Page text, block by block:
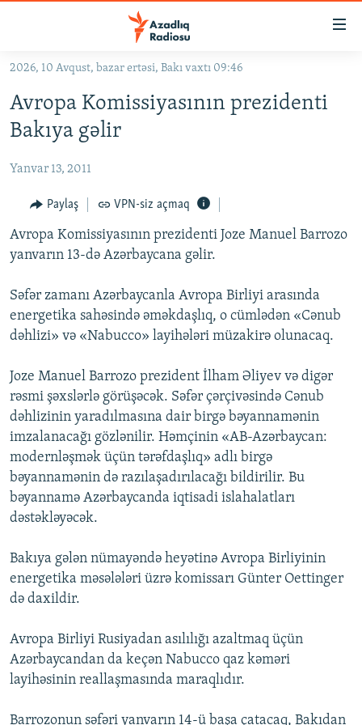
Əsas
qayıt
Əsas
naviqasiyaya
qayıt
#İZAHLA
KORRUPSIOMETR
#ƏSLINDƏ
FƏRQƏ BAX
QANUNI DOĞRU
ARAŞDIRMA
MULTIMEDIA
VIDEO
İNFOQRAFIKA
KARIKATURA
RADIO ARXIV
AZƏRBAYCAN ƏDƏBIYYATI KITABXANASI
İSLAM VƏ DEMOKRATIYA
İZ - MƏDƏNIYYƏT PROQRAMI
MISSIYAMIZ
PEŞƏ ETIKASI VƏ JURNALISTIKA STANDARTLARIMIZ
MATERIALLARIMIZDAN ISTIFADƏ
AZADLIQRADIOSU MOBIL TELEFONUNUZDA
BIZIMLƏ ƏLAQƏ
XƏBƏR BÜLLETENLƏRIMIZ
BIZI IZLƏ
RFE/RL-in bütün saytları
2026, 10 Avqust, bazar ertəsi, Bakı vaxtı 09:46
Avropa Komissiyasının prezidenti
Bakıya gəlir
Yanvar 13, 2011
Paylaş VPN-siz açmaq
Avropa Komissiyasının prezidenti Joze Manuel Barrozo
yanvarın 13-də Azərbaycana gəlir.
Səfər zamanı Azərbaycanla Avropa Birliyi arasında
energetika sahəsində əməkdaşlıq, o cümlədən «Cənub
dəhlizi» və «Nabucco» layihələri müzakirə olunacaq.
Joze Manuel Barrozo prezident İlham Əliyev və digər
rəsmi şəxslərlə görüşəcək. Səfər çərçivəsində Cənub
dəhlizinin yaradılmasına dair birgə bəyannamənin
imzalanacağı gözlənilir. Həmçinin «AB-Azərbaycan:
modernləşmək üçün tərəfdaşlıq» adlı birgə
bəyannamənin də razılaşadırılacağı bildirilir. Bu
bəyannamə Azərbaycanda iqtisadi islahalatları
dəstəkləyəcək.
Bakıya gələn nümayəndə heyətinə Avropa Birliyinin
energetika məsələləri üzrə komissarı Günter Oettinger
də daxildir.
Avropa Birliyi Rusiyadan asılılığı azaltmaq üçün
Azərbaycandan da keçən Nabucco qaz kəməri
layihəsinin reallaşmasında maraqlıdır.
Barrozonun səfəri yanvarın 14-ü başa çatacaq, Bakıdan